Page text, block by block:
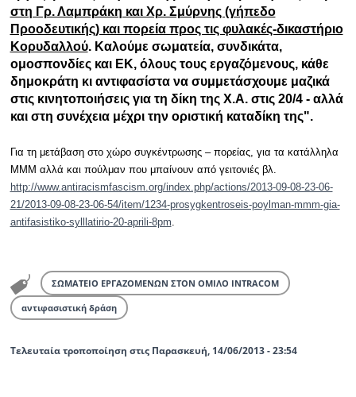
στη Γρ. Λαμπράκη και Χρ. Σμύρνης (γήπεδο
Προοδευτικής) και πορεία προς τις φυλακές-δικαστήριο
Κορυδαλλού. Καλούμε σωματεία, συνδικάτα,
ομοσπονδίες και ΕΚ, όλους τους εργαζόμενους, κάθε
δημοκράτη κι αντιφασίστα να συμμετάσχουμε μαζικά
στις κινητοποιήσεις για τη δίκη της Χ.Α. στις 20/4 - αλλά
και στη συνέχεια μέχρι την οριστική καταδίκη της".
Για τη μετάβαση στο χώρο συγκέντρωσης – πορείας, για τα κατάλληλα
ΜΜΜ αλλά και πούλμαν που μπαίνουν από γειτονιές βλ.
http://www.antiracismfascism.org/index.php/actions/2013-09-08-23-06-
21/2013-09-08-23-06-54/item/1234-prosygkentroseis-poylman-mmm-gia-
antifasistiko-sylllatirio-20-aprili-8pm.
ΣΩΜΑΤΕΙΟ ΕΡΓΑΖΟΜΕΝΩΝ ΣΤΟΝ ΟΜΙΛΟ INTRACOM
αντιφασιστική δράση
Τελευταία τροποποίηση στις Παρασκευή, 14/06/2013 - 23:54